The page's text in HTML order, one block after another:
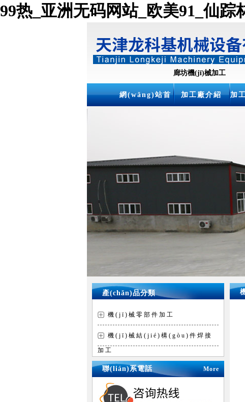
99热_亚洲无码网站_欧美91_仙踪
廊坊機(jī)械加工
網(wǎng)站首 加工廠介紹 加
產(chǎn)品分類
機(jī)械零部件加工
機(jī)械結(jié)構(gòu)件焊接
加工
聯(lián)系電話 More